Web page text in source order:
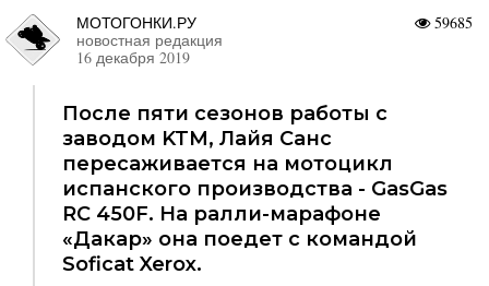
59685
МОТОГОНКИ.РУ
новостная редакция
16 декабря 2019
После пяти сезонов работы с
заводом KTM, Лайя Санс
пересаживается на мотоцикл
испанского производства - GasGas
RC 450F. На ралли-марафоне
«Дакар» она поедет с командой
Soficat Xerox.